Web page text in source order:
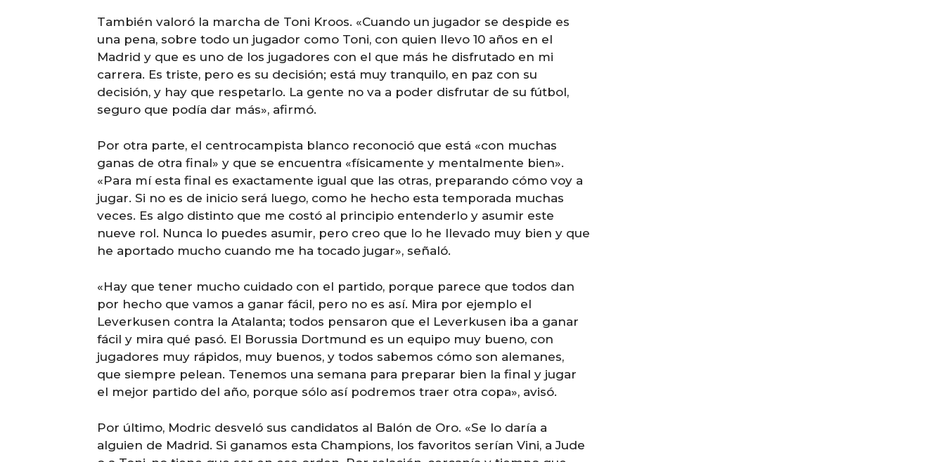
También valoró la marcha de Toni Kroos. «Cuando un jugador se despide es
una pena, sobre todo un jugador como Toni, con quien llevo 10 años en el
Madrid y que es uno de los jugadores con el que más he disfrutado en mi
carrera. Es triste, pero es su decisión; está muy tranquilo, en paz con su
decisión, y hay que respetarlo. La gente no va a poder disfrutar de su fútbol,
seguro que podía dar más», afirmó.
Por otra parte, el centrocampista blanco reconoció que está «con muchas
ganas de otra final» y que se encuentra «físicamente y mentalmente bien».
«Para mí esta final es exactamente igual que las otras, preparando cómo voy a
jugar. Si no es de inicio será luego, como he hecho esta temporada muchas
veces. Es algo distinto que me costó al principio entenderlo y asumir este
nueve rol. Nunca lo puedes asumir, pero creo que lo he llevado muy bien y que
he aportado mucho cuando me ha tocado jugar», señaló.
«Hay que tener mucho cuidado con el partido, porque parece que todos dan
por hecho que vamos a ganar fácil, pero no es así. Mira por ejemplo el
Leverkusen contra la Atalanta; todos pensaron que el Leverkusen iba a ganar
fácil y mira qué pasó. El Borussia Dortmund es un equipo muy bueno, con
jugadores muy rápidos, muy buenos, y todos sabemos cómo son alemanes,
que siempre pelean. Tenemos una semana para preparar bien la final y jugar
el mejor partido del año, porque sólo así podremos traer otra copa», avisó.
Por último, Modric desveló sus candidatos al Balón de Oro. «Se lo daría a
alguien de Madrid. Si ganamos esta Champions, los favoritos serían Vini, a Jude